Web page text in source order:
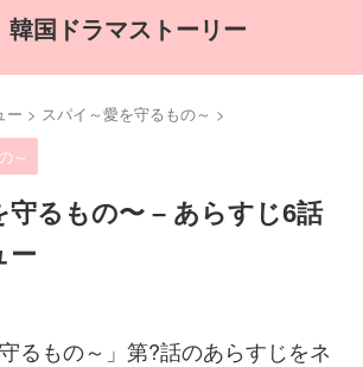
韓国ドラマストーリー
ー > スパイ～愛を守るもの～ >
～
守るもの〜 – あらすじ6話
ー
るもの～」第?話のあらすじをネ